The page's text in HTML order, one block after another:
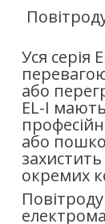
Уся серія
або
EL-I
або
окремих